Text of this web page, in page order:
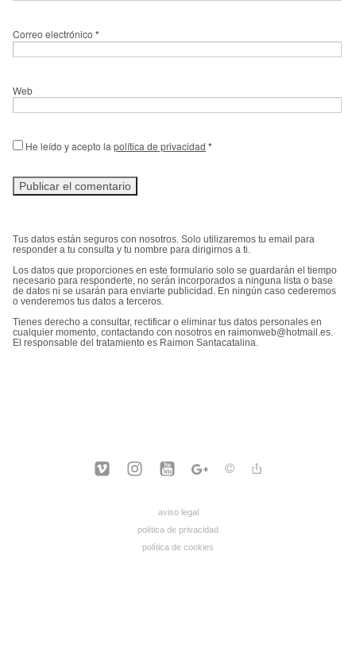
Correo electrónico *
Web
He leído y acepto la política de privacidad *
Tus datos están seguros con nosotros. Solo utilizaremos tu email para
responder a tu consulta y tu nombre para dirigirnos a ti.
Los datos que proporciones en este formulario solo se guardarán el tiempo
necesario para responderte, no serán incorporados a ninguna lista o base
de datos ni se usarán para enviarte publicidad. En ningún caso cederemos
o venderemos tus datos a terceros.
Tienes derecho a consultar, rectificar o eliminar tus datos personales en
cualquier momento, contactando con nosotros en raimonweb@hotmail.es.
El responsable del tratamiento es Raimon Santacatalina.
aviso legal
política de privacidad
política de cookies